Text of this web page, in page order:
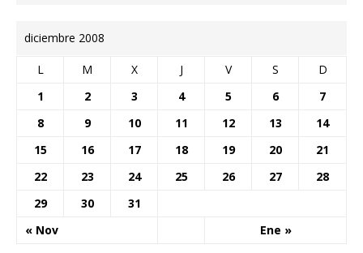
diciembre 2008
L M X J V S D
« Nov Ene »
1 2 3 4 5 6
7
8
9 10 11 12 13
14
15
16 17 18 19 20
21
22
23 24 25 26 27
28
29
30 31